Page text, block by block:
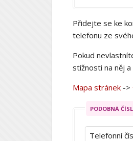
Přidejte se ke
telefonu ze
Pokud
stížnosti na něj a
Mapa stránek ->
PODOBNÁ
Telefonní